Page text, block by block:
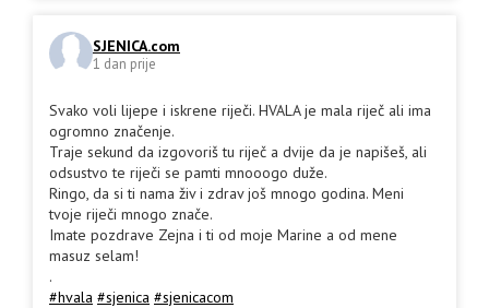
SJENICA.com
1 dan prije
Svako voli lijepe i iskrene riječi. HVALA je mala riječ ali ima
ogromno značenje.
Traje sekund da izgovoriš tu riječ a dvije da je napišeš, ali
odsustvo te riječi se pamti mnooogo duže.
Ringo, da si ti nama živ i zdrav još mnogo godina. Meni
tvoje riječi mnogo znače.
Imate pozdrave Zejna i ti od moje Marine a od mene
masuz selam!
.
#hvala #sjenica #sjenicacom